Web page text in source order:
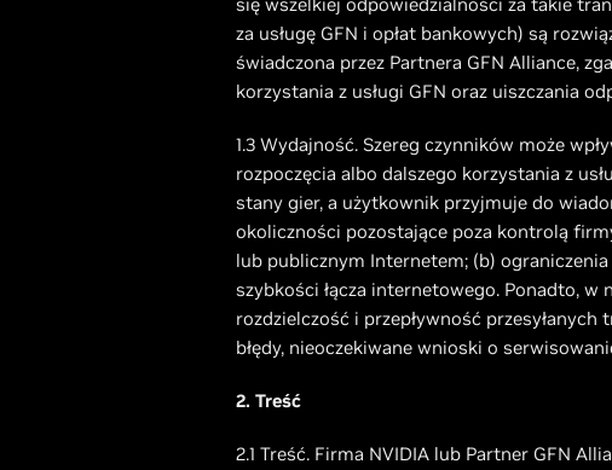
za usługę GFN i opłat bankowych) są
świadczona przez Partnera GFN Alliance,
korzystania z usługi GFN oraz uiszczania
1.3 Wydajność. Szereg czynników może
rozpoczęcia albo dalszego korzystania z
stany gier, a użytkownik przyjmuje do
okoliczności pozostające poza kontrolą
lub publicznym Internetem; (b)
szybkości łącza internetowego. Ponadto,
rozdzielczość i przepływność
błędy, nieoczekiwane wnioski o
2. Treść
2.1 Treść. Firma NVIDIA lub Partner GFN